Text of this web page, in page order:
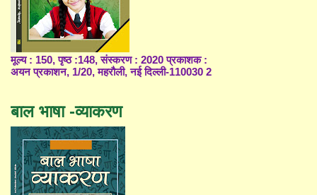
मूल्य : 150, पृष्ठ :148, संस्करण : 2020 प्रकाशक :
अयन प्रकाशन, 1/20, महरौली, नई दिल्ली-110030 2
बाल भाषा -व्याकरण